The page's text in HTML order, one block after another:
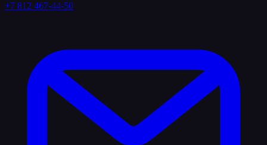
+7 812 467-44-50